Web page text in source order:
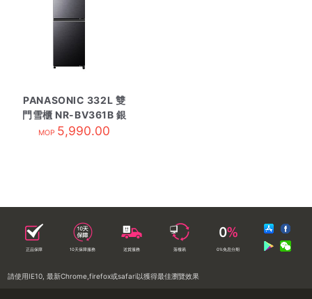
PANASONIC 332L 雙
門雪櫃 NR-BV361B 銀
MOP 5,990.00
正品保障 10天保障服務 送貨服務 落樓易 0%免息分期
請使用IE10, 最新Chrome,firefox或safari以獲得最佳瀏覽效果